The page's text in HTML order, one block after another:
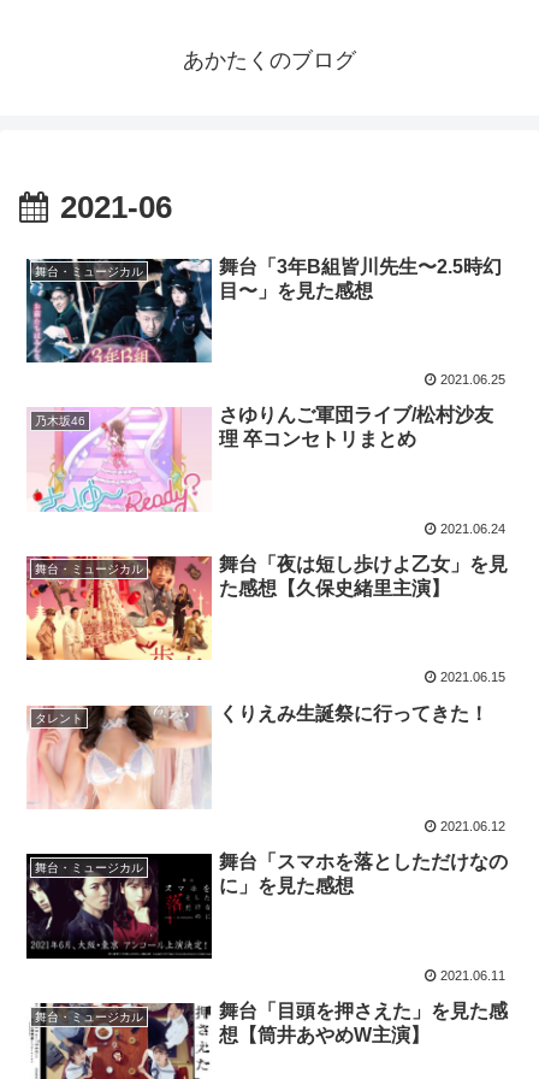
あかたくのブログ
2021-06
舞台・ミュージカル
舞台「3年B組皆川先生〜2.5時幻
目〜」を見た感想
2021.06.25
乃木坂46
さゆりんご軍団ライブ/松村沙友
理 卒コンセトリまとめ
2021.06.24
舞台・ミュージカル
舞台「夜は短し歩けよ乙女」を見
た感想【久保史緒里主演】
2021.06.15
タレント くりえみ生誕祭に行ってきた！
2021.06.12
舞台・ミュージカル
舞台「スマホを落としただけなの
に」を見た感想
2021.06.11
舞台・ミュージカル
舞台「目頭を押さえた」を見た感
想【筒井あやめW主演】